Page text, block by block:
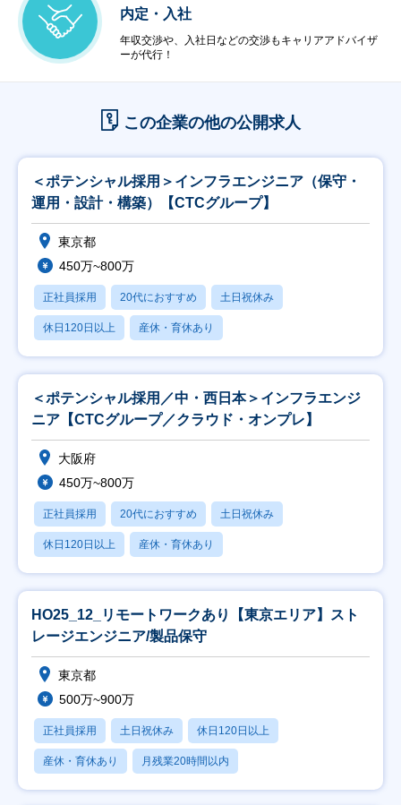
内定・入社
年収交渉や、入社日などの交渉もキャリアアドバイザ
ーが代行！
この企業の他の公開求人
＜ポテンシャル採用＞インフラエンジニア（保守・
運用・設計・構築）【CTCグループ】
東京都
450万~800万
正社員採用 20代におすすめ 土日祝休み
休日120日以上 産休・育休あり
＜ポテンシャル採用／中・西日本＞インフラエンジ
ニア【CTCグループ／クラウド・オンプレ】
大阪府
450万~800万
正社員採用 20代におすすめ 土日祝休み
休日120日以上 産休・育休あり
HO25_12_リモートワークあり【東京エリア】スト
レージエンジニア/製品保守
東京都
500万~900万
正社員採用 土日祝休み 休日120日以上
産休・育休あり 月残業20時間以内